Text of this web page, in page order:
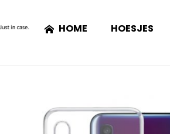
HOME HOESJES